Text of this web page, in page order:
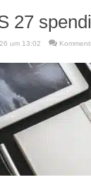
27
um 13:02